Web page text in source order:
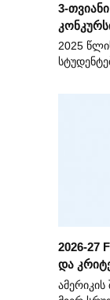
3-
2025
2026-27
და